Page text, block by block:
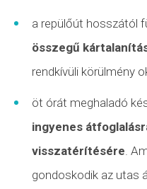
a repülőút hosszától
összegű
rendkívüli körülmény
öt órát meghaladó
ingyenes
visszatérítésére .
gondoskodik az utas